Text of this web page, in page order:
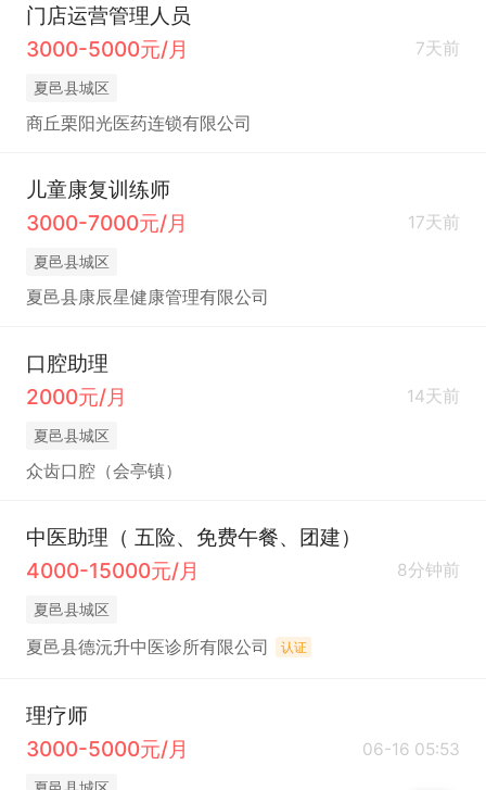
门店运营管理人员
3000-5000元/月
7天前
夏邑县城区
商丘栗阳光医药连锁有限公司
儿童康复训练师
3000-7000元/月
17天前
夏邑县城区
夏邑县康辰星健康管理有限公司
口腔助理
2000元/月
14天前
夏邑县城区
众齿口腔（会亭镇）
中医助理（ 五险、免费午餐、团建）
4000-15000元/月
8分钟前
夏邑县城区
夏邑县德沅升中医诊所有限公司 认证
理疗师
3000-5000元/月
06-16 05:53